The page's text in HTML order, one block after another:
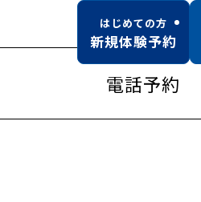
電話予約
はじめての方
新規体験予約